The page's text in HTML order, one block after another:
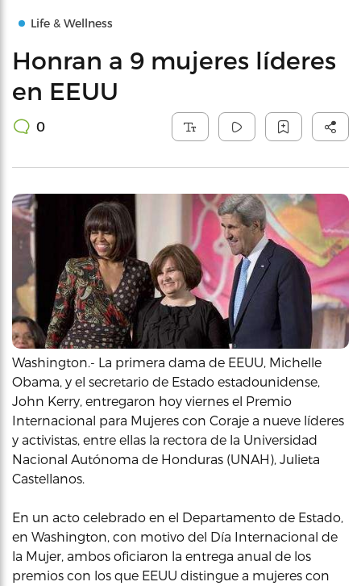
Life & Wellness
Honran a 9 mujeres líderes
en EEUU
0
Washington.- La primera dama de EEUU, Michelle
Obama, y el secretario de Estado estadounidense,
John Kerry, entregaron hoy viernes el Premio
Internacional para Mujeres con Coraje a nueve líderes
y activistas, entre ellas la rectora de la Universidad
Nacional Autónoma de Honduras (UNAH), Julieta
Castellanos.
En un acto celebrado en el Departamento de Estado,
en Washington, con motivo del Día Internacional de
la Mujer, ambos oficiaron la entrega anual de los
premios con los que EEUU distingue a mujeres con